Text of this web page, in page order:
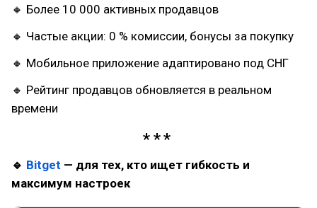
🔸 Более 10 000 активных продавцов
🔸 Частые акции: 0 % комиссии, бонусы за покупку
🔸 Мобильное приложение адаптировано под СНГ
🔸 Рейтинг продавцов обновляется в реальном
времени
🔹 Bitget — для тех, кто ищет гибкость и
максимум настроек